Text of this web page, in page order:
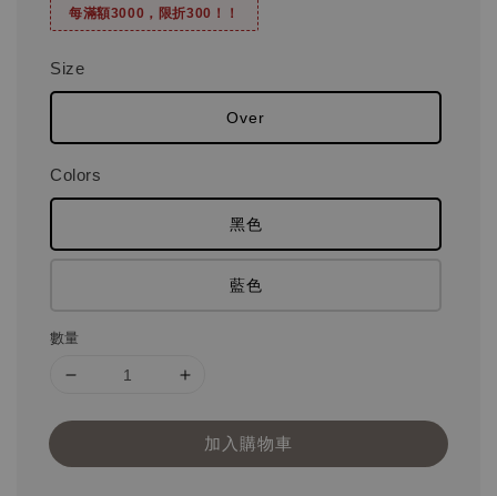
每滿額3000，限折300！！
Size
Over
Colors
黑色
藍色
數量
加入購物車